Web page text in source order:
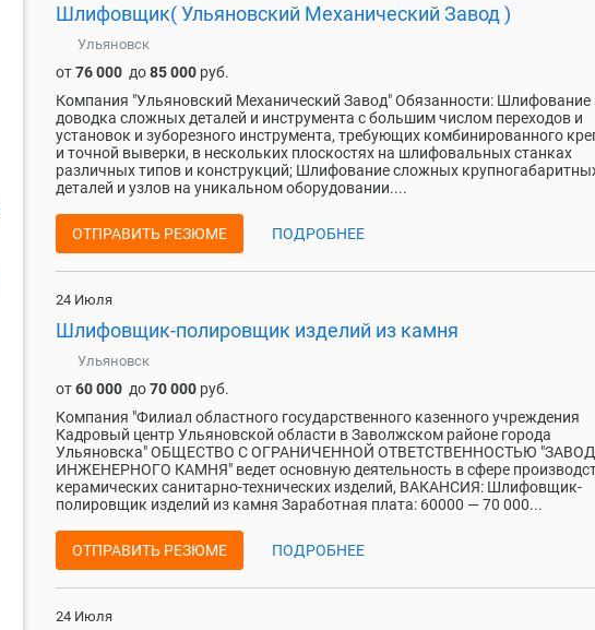
Шлифовщик( Ульяновский Механический Завод )
Ульяновск
от76 000 до85 000 руб.
Компания "Ульяновский Механический Завод" Обязанности: Шлифование
доводка сложных деталей и инструмента с большим числом переходов и
установок и зуборезного инструмента, требующих комбинированного
и точной выверки, в нескольких плоскостях на шлифовальных станках
различных типов и конструкций; Шлифование сложных
деталей и узлов на уникальном оборудовании....
ОТПРАВИТЬ РЕЗЮМЕ ПОДРОБНЕЕ
24 Июля
Шлифовщик-полировщик изделий из камня
Ульяновск
от60 000 до70 000 руб.
Компания "Филиал областного государственного казенного учреждения
Кадровый центр Ульяновской области в Заволжском районе города
Ульяновска" ОБЩЕСТВО С ОГРАНИЧЕННОЙ ОТВЕТСТВЕННОСТЬЮ "ЗАВОД
ИНЖЕНЕРНОГО КАМНЯ" ведет основную деятельность в сфере
керамических санитарно-технических изделий, ВАКАНСИЯ: Шлифовщик-
полировщик изделий из камня Заработная плата: 60000 — 70 000...
ОТПРАВИТЬ РЕЗЮМЕ ПОДРОБНЕЕ
24 Июля